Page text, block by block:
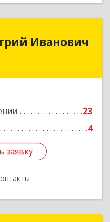
Иванович
23
4
заявку
Иванович
Железноводск г,
заявку